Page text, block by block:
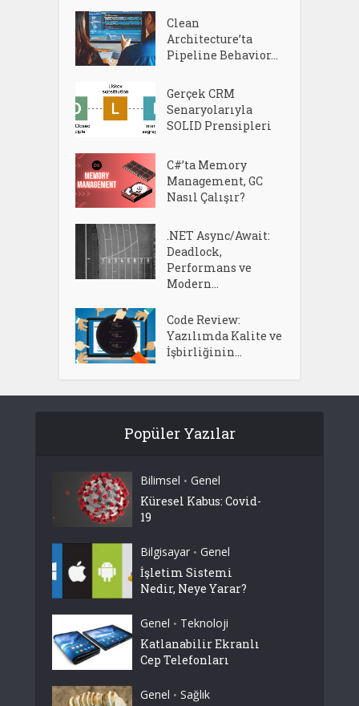
Clean
Architecture’ta
Pipeline Behavior...
Gerçek CRM
Senaryolarıyla
SOLID Prensipleri
C#’ta Memory
Management, GC
Nasıl Çalışır?
.NET Async/Await:
Deadlock,
Performans ve
Modern...
Code Review:
Yazılımda Kalite ve
İşbirliğinin...
Popüler Yazılar
Bilimsel • Genel
Küresel Kabus: Covid-
19
Bilgisayar • Genel
İşletim Sistemi
Nedir, Neye Yarar?
Genel • Teknoloji
Katlanabilir Ekranlı
Cep Telefonları
Genel • Sağlık